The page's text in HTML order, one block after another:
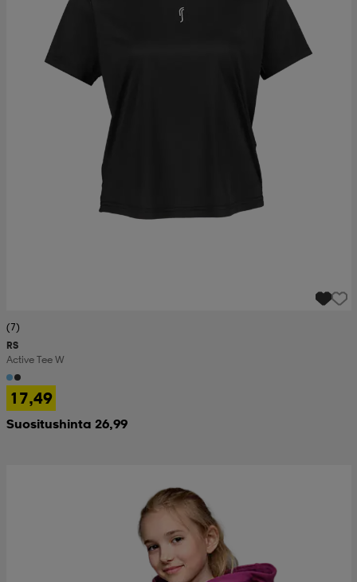
(7)
RS
Active Tee W
17,49
Suositushinta 26,99